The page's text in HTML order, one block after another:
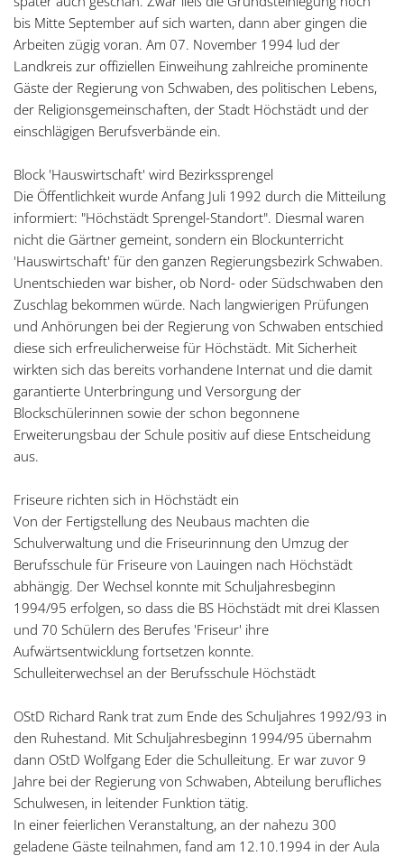
bis Mitte September auf sich warten, dann aber gingen die
Arbeiten zügig voran. Am 07. November 1994 lud der
Landkreis zur offiziellen Einweihung zahlreiche prominente
Gäste der Regierung von Schwaben, des politischen Lebens,
der Religionsgemeinschaften, der Stadt Höchstädt und der
einschlägigen Berufsverbände ein.
Block 'Hauswirtschaft' wird Bezirkssprengel
Die Öffentlichkeit wurde Anfang Juli 1992 durch die Mitteilung
informiert: "Höchstädt Sprengel-Standort". Diesmal waren
nicht die Gärtner gemeint, sondern ein Blockunterricht
'Hauswirtschaft' für den ganzen Regierungsbezirk Schwaben.
Unentschieden war bisher, ob Nord- oder Südschwaben den
Zuschlag bekommen würde. Nach langwierigen Prüfungen
und Anhörungen bei der Regierung von Schwaben entschied
diese sich erfreulicherweise für Höchstädt. Mit Sicherheit
wirkten sich das bereits vorhandene Internat und die damit
garantierte Unterbringung und Versorgung der
Blockschülerinnen sowie der schon begonnene
Erweiterungsbau der Schule positiv auf diese Entscheidung
aus.
Friseure richten sich in Höchstädt ein
Von der Fertigstellung des Neubaus machten die
Schulverwaltung und die Friseurinnung den Umzug der
Berufsschule für Friseure von Lauingen nach Höchstädt
abhängig. Der Wechsel konnte mit Schuljahresbeginn
1994/95 erfolgen, so dass die BS Höchstädt mit drei Klassen
und 70 Schülern des Berufes 'Friseur' ihre
Aufwärtsentwicklung fortsetzen konnte.
Schulleiterwechsel an der Berufsschule Höchstädt
OStD Richard Rank trat zum Ende des Schuljahres 1992/93 in
den Ruhestand. Mit Schuljahresbeginn 1994/95 übernahm
dann OStD Wolfgang Eder die Schulleitung. Er war zuvor 9
Jahre bei der Regierung von Schwaben, Abteilung berufliches
Schulwesen, in leitender Funktion tätig.
In einer feierlichen Veranstaltung, an der nahezu 300
geladene Gäste teilnahmen, fand am 12.10.1994 in der Aula